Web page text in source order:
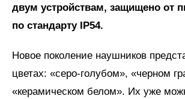
двум устройствам, защищено от
по стандарту IP54.
Новое поколение наушников
цветах: «серо-голубом», «черном
«керамическом белом». Их уже